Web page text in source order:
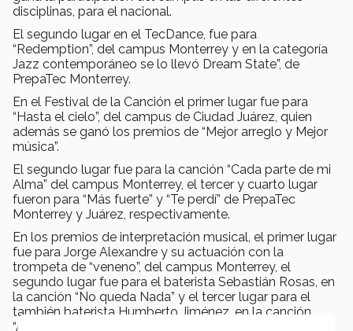
disciplinas, para el nacional.
El segundo lugar en el TecDance, fue para
“Redemption”, del campus Monterrey y en la categoría
Jazz contemporáneo se lo llevó Dream State”, de
PrepaTec Monterrey.
En el Festival de la Canción el primer lugar fue para
“Hasta el cielo”, del campus de Ciudad Juárez, quien
además se ganó los premios de “Mejor arreglo y Mejor
música”.
El segundo lugar fue para la canción “Cada parte de mi
Alma” del campus Monterrey, el tercer y cuarto lugar
fueron para “Más fuerte” y “Te perdí” de PrepaTec
Monterrey y Juárez, respectivamente.
En los premios de interpretación musical, el primer lugar
fue para Jorge Alexandre y su actuación con la
trompeta de “veneno”, del campus Monterrey, el
segundo lugar fue para el baterista Sebastián Rosas, en
la canción “No queda Nada” y el tercer lugar para el
también baterista Humberto Jiménez, en la canción
“Animal”.